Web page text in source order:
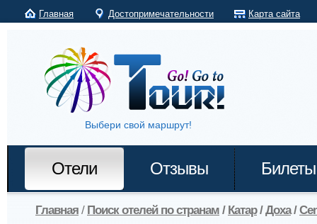
Главная Достопримечательности Карта сайта
Выбери свой маршрут!
Отели Отзывы Билеты
Главная / Поиск отелей по странам / Катар/Доха/